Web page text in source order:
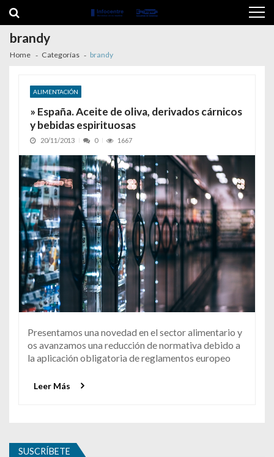
brandy
Home Categorías brandy
ALIMENTACIÓN
» España. Aceite de oliva, derivados cárnicos
y bebidas espirituosas
20/11/2013 0 1667
Presentamos una novedad en el sector alimentario y
os avanzamos una reducción de normativa debido a
la aplicación obligatoria de reglamentos europeo
Leer Más
SUSCRÍBETE